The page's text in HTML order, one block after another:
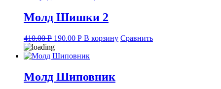
Молд Шишки 2
410.00Р Original
price
was:
190.00 РCurrent
is:
В корзину Сравнить
Молд Шиповник